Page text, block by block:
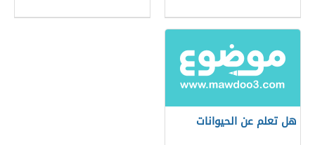
هل تعلم عن الحيوانات